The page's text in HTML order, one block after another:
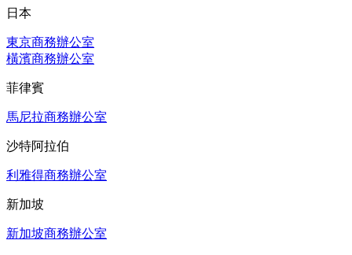
日本
東京商務辦公室
橫濱商務辦公室
菲律賓
馬尼拉商務辦公室
沙特阿拉伯
利雅得商務辦公室
新加坡
新加坡商務辦公室